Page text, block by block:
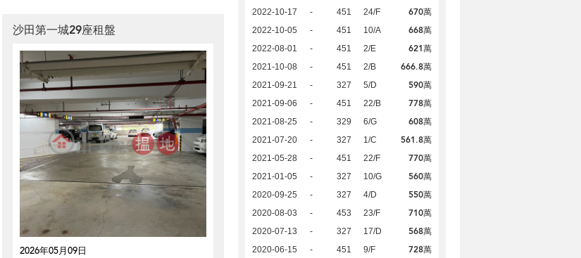
沙田第一城29座租盤
2026年05月09日
2022-10-17 - 451 24/F 670萬
2022-10-05 - 451 10/A 668萬
2022-08-01 - 451 2/E 621萬
2021-10-08 - 451 2/B 666.8萬
2021-09-21 - 327 5/D 590萬
2021-09-06 - 451 22/B 778萬
2021-08-25 - 329 6/G 608萬
2021-07-20 - 327 1/C 561.8萬
2021-05-28 - 451 22/F 770萬
2021-01-05 - 327 10/G 560萬
2020-09-25 - 327 4/D 550萬
2020-08-03 - 453 23/F 710萬
2020-07-13 - 327 17/D 568萬
2020-06-15 - 451 9/F 728萬